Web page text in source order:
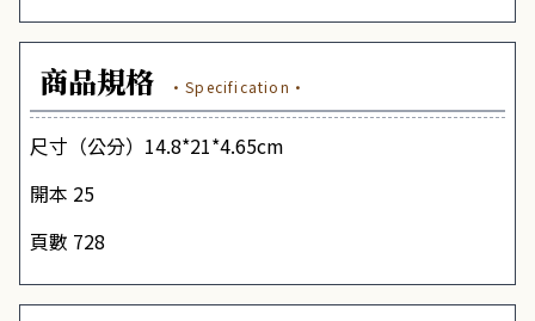
商品規格 ·Specification·
尺寸（公分）14.8*21*4.65cm
開本 25
頁數 728